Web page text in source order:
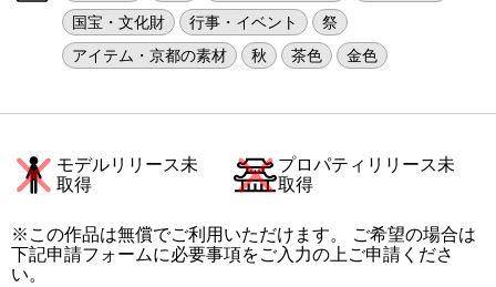
国宝・文化財
行事・イベント
祭
アイテム・京都の素材
秋 茶色 金色
モデルリリース未
取得
プロパティリリース未
取得
※この作品は無償でご利用いただけます。 ご希望の場合は
下記申請フォームに必要事項をご入力の上ご申請くださ
い。